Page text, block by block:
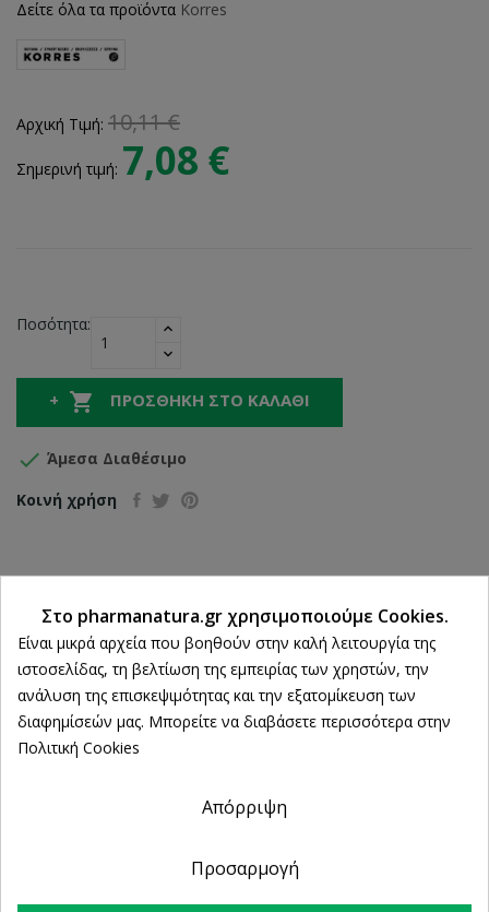
Δείτε όλα τα προϊόντα Korres
Αρχική Τιμή: 10,11 €
Σημερινή τιμή: 7,08 €
Ποσότητα:
 ΠΡΟΣΘΉΚΗ ΣΤΟ ΚΑΛΆΘΙ
 Άμεσα Διαθέσιμο
Κοινή χρήση
ΔΩΡΕΑΝ Αντικαταβολή
100% Επιστροφή χρημάτων
εντός 14 ημερών
Άμεση Παραλαβή
από 2 Φυσικά Καταστήματα
Στο pharmanatura.gr χρησιμοποιούμε Cookies.
Είναι μικρά αρχεία που βοηθούν στην καλή λειτουργία της
ιστοσελίδας, τη βελτίωση της εμπειρίας των χρηστών, την
ανάλυση της επισκεψιμότητας και την εξατομίκευση των
διαφημίσεών μας. Μπορείτε να διαβάσετε περισσότερα στην
Πολιτική Cookies
Απόρριψη
Προσαρμογή